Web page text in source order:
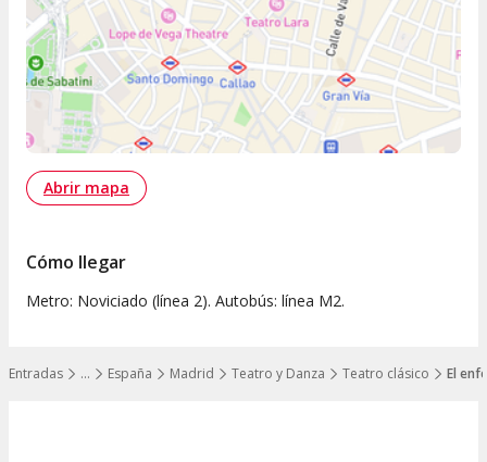
…
Mostrar todos los niveles
Entradas España Madrid Teatro y Danza Teatro clásico El
Abrir mapa
Cómo llegar
Metro: Noviciado (línea 2). Autobús: línea M2.